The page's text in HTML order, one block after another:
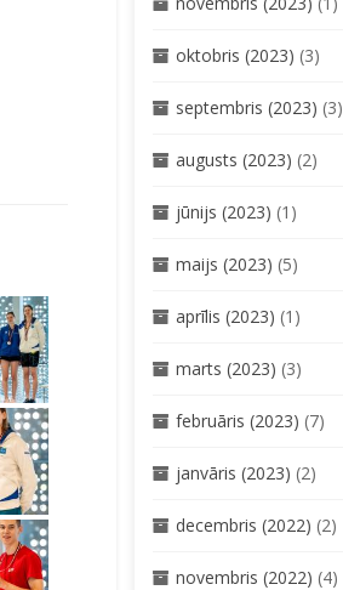
oktobris (2023) (3)
septembris (2023) (3)
augusts (2023) (2)
jūnijs (2023) (1)
maijs (2023) (5)
aprīlis (2023) (1)
marts (2023) (3)
februāris (2023) (7)
janvāris (2023) (2)
decembris (2022) (2)
novembris (2022) (4)